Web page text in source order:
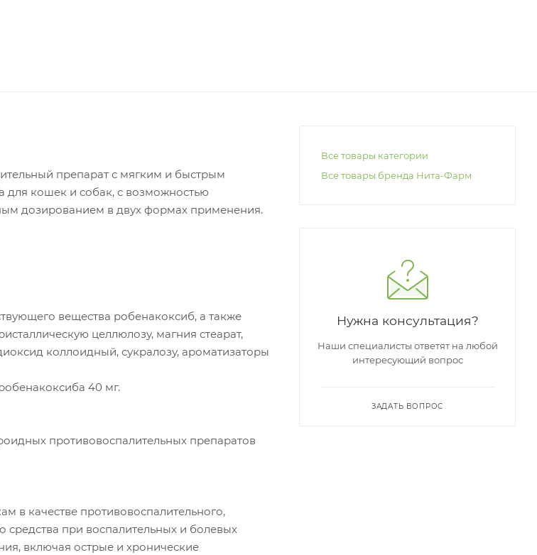
препарат с мягким и быстрым
для кошек и собак, с возможностью
дозированием в двух формах применения.
вещества робенакоксиб, а также
целлюлозу, магния стеарат,
коллоидный, сукралозу, ароматизаторы
40 мг.
противовоспалительных препаратов
в качестве противовоспалительного,
при воспалительных и болевых
включая острые и хронические
Все товары категории
Все товары бренда Нита-Фарм
Нужна консультация?
Наши специалисты ответят на любой
интересующий вопрос
ЗАДАТЬ ВОПРОС